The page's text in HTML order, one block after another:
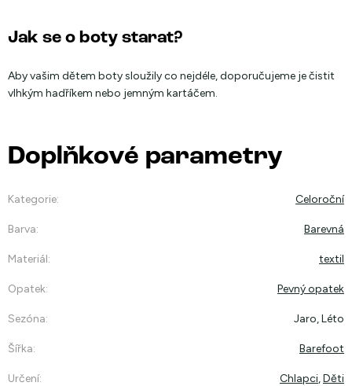
Jak se o boty starat?
Aby vašim dětem boty sloužily co nejdéle, doporučujeme je čistit
vlhkým hadříkem nebo jemným kartáčem.
Doplňkové parametry
Kategorie: Celoroční
Barva: Barevná
Materiál: textil
Opatek: Pevný opatek
Sezóna: Jaro, Léto
Šířka: Barefoot
Určení: Chlapci,Děti